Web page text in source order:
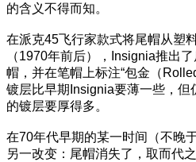
的含义不得而知。
在派克45飞行家款式将尾帽从塑
（1970年前后），Insignia推出
帽，并在笔帽上标注“包金（
镀层比早期Insignia要薄一些，但
的镀层要厚得多。
在70年代早期的某一时间（不晚
另一改变：尾帽消失了，取而代